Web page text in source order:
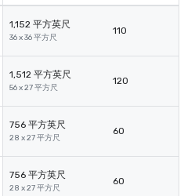
1,152 平方英尺
36 x 36 平方尺
110
1,512 平方英尺
56 x 27 平方尺
120
756 平方英尺
28 x 27 平方尺
60
756 平方英尺
28 x 27 平方尺
60